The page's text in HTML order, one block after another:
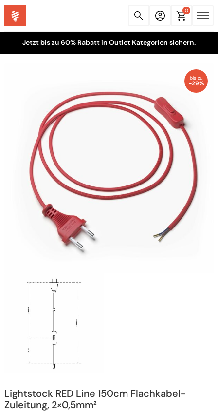
0
Jetzt bis zu 60% Rabatt in Outlet Kategorien sichern.
bis zu
-29%
Lightstock RED Line 150cm Flachkabel-
Zuleitung, 2×0,5mm²